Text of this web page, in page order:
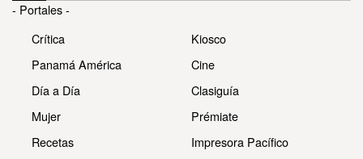
- Portales -
Crítica
Panamá América
Día a Día
Mujer
Recetas
Kiosco
Cine
Clasiguía
Prémiate
Impresora Pacífico